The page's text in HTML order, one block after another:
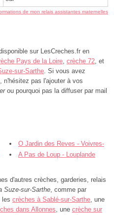
de mon relais assistantes maternelles
sur LesCreches.fr en
Pays de la Loire, crèche 72, et
sur-Sarthe. Si vous avez
n'hésitez pas l'ajouter à vos
ou pourquoi pas la diffuser par mail
O Jardin des Reves - Voivres-
lès-le-Mans
A Pas de Loup - Louplande
d'autres crèches, garderies, relais
Suze-sur-Sarthe, comme par
les crèches à Sablé-sur-Sarthe, une
dans Allonnes, une crèche sur